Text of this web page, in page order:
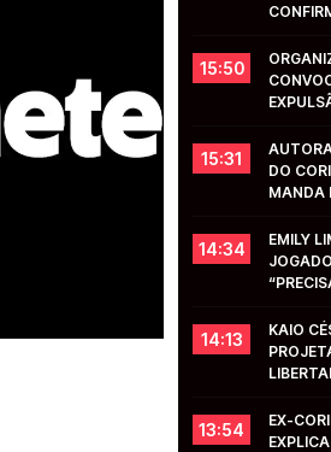
15:50
15:31
DO
MANDA
14:34
EMILY
14:13
KAIO
13:54
EX-